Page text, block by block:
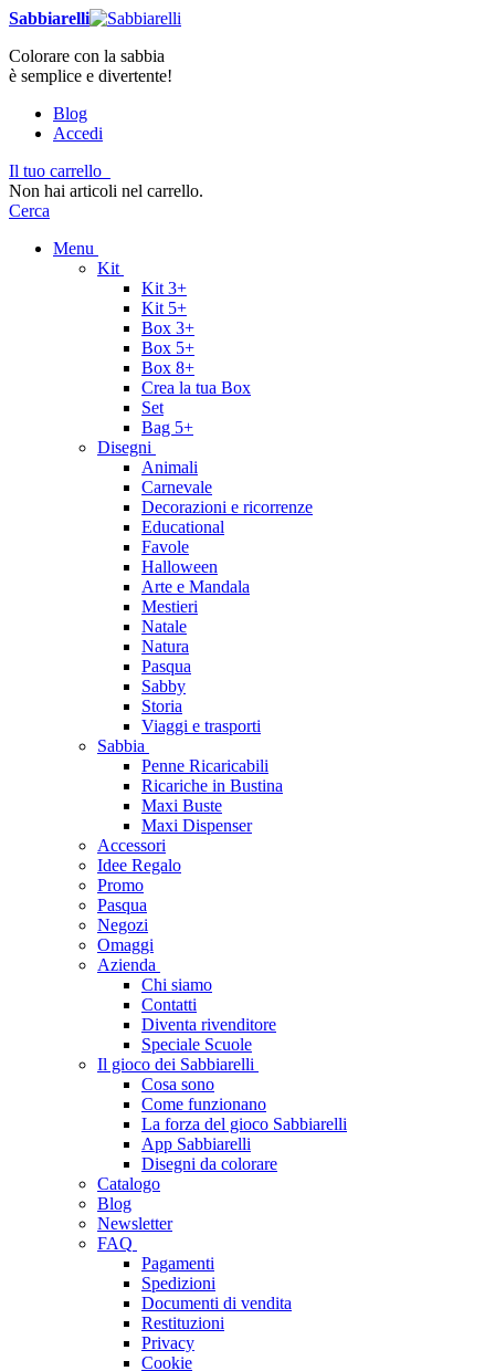
Sabbiarelli
Colorare con la sabbia
è semplice e divertente!
Blog
Accedi
Il tuo carrello
Non hai articoli nel carrello.
Cerca
Menu
Kit
Kit 3+
Kit 5+
Box 3+
Box 5+
Box 8+
Crea la tua Box
Set
Bag 5+
Disegni
Animali
Carnevale
Decorazioni e ricorrenze
Educational
Favole
Halloween
Arte e Mandala
Mestieri
Natale
Natura
Pasqua
Sabby
Storia
Viaggi e trasporti
Sabbia
Penne Ricaricabili
Ricariche in Bustina
Maxi Buste
Maxi Dispenser
Accessori
Idee Regalo
Promo
Pasqua
Negozi
Omaggi
Azienda
Chi siamo
Contatti
Diventa rivenditore
Speciale Scuole
Il gioco dei Sabbiarelli
Cosa sono
Come funzionano
La forza del gioco Sabbiarelli
App Sabbiarelli
Disegni da colorare
Catalogo
Blog
Newsletter
FAQ
Pagamenti
Spedizioni
Documenti di vendita
Restituzioni
Privacy
Cookie